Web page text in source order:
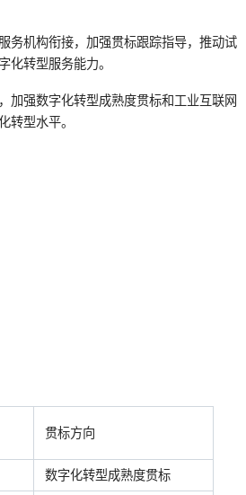
务机构衔接，加强贯标跟踪指导，推动试
化转型服务能力。
加强数字化转型成熟度贯标和工业互联网
转型水平。
贯标方向
数字化转型成熟度贯标